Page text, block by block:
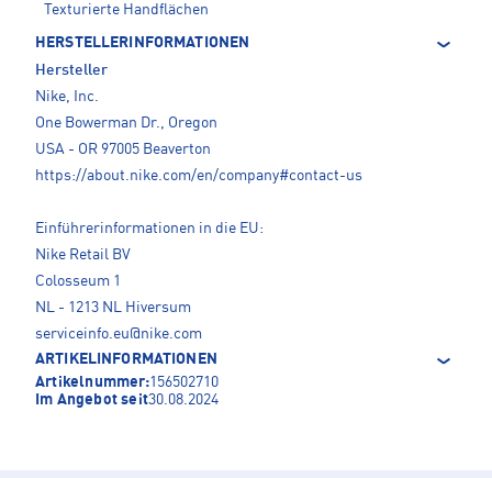
Texturierte Handflächen
HERSTELLERINFORMATIONEN
Hersteller
Nike, Inc.
One Bowerman Dr., Oregon
USA - OR 97005 Beaverton
https://about.nike.com/en/company#contact-us
Einführerinformationen in die EU:
Nike Retail BV
Colosseum 1
NL - 1213 NL Hiversum
serviceinfo.eu@nike.com
ARTIKELINFORMATIONEN
Artikelnummer:156502710
Im Angebot seit30.08.2024